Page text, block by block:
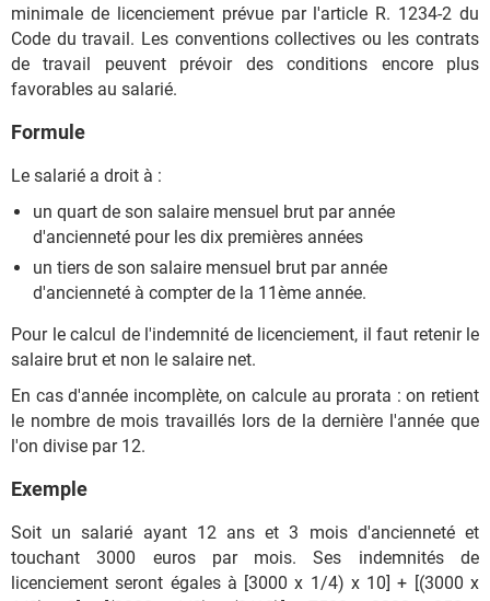
minimale de licenciement prévue par l'article R. 1234-2 du
Code du travail. Les conventions collectives ou les contrats
de travail peuvent prévoir des conditions encore plus
favorables au salarié.
Formule
Le salarié a droit à :
un quart de son salaire mensuel brut par année
d'ancienneté pour les dix premières années
un tiers de son salaire mensuel brut par année
d'ancienneté à compter de la 11ème année.
Pour le calcul de l'indemnité de licenciement, il faut retenir le
salaire brut et non le salaire net.
En cas d'année incomplète, on calcule au prorata : on retient
le nombre de mois travaillés lors de la dernière l'année que
l'on divise par 12.
Exemple
Soit un salarié ayant 12 ans et 3 mois d'ancienneté et
touchant 3000 euros par mois. Ses indemnités de
licenciement seront égales à [3000 x 1/4) x 10] + [(3000 x